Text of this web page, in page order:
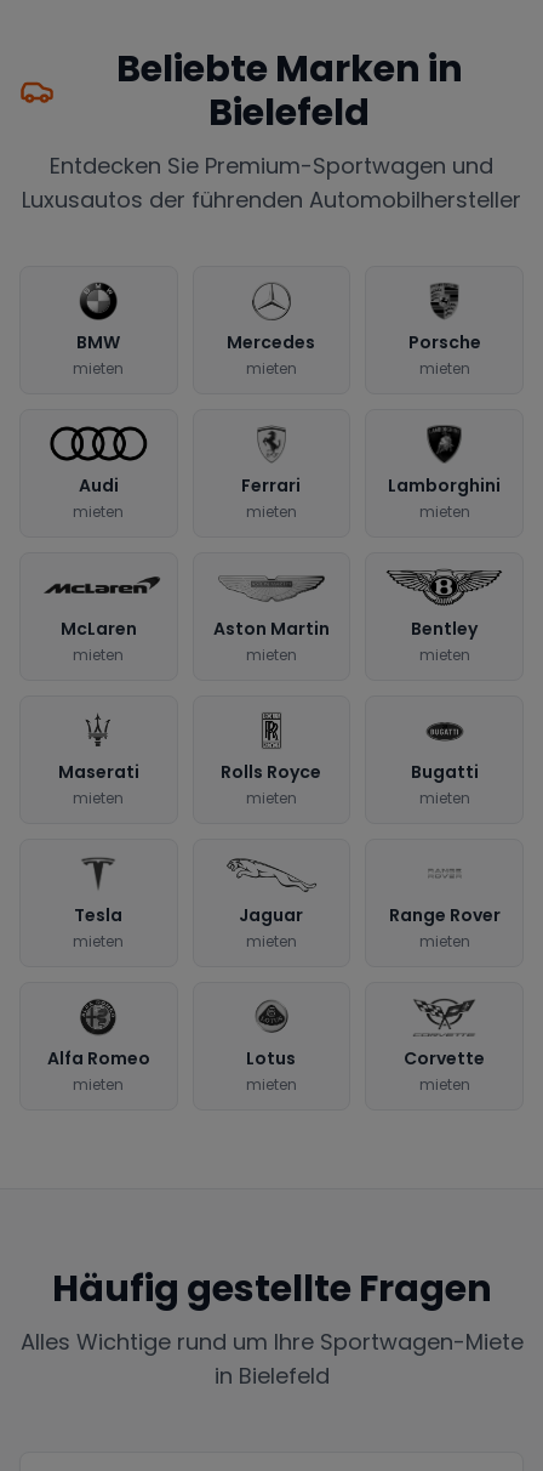
Beliebte Marken in
Bielefeld
Entdecken Sie Premium-Sportwagen und
Luxusautos der führenden Automobilhersteller
BMW
mieten
Mercedes
mieten
Porsche
mieten
Audi
mieten
Ferrari
mieten
Lamborghini
mieten
McLaren
mieten
Aston Martin
mieten
Bentley
mieten
Maserati
mieten
Rolls Royce
mieten
Bugatti
mieten
Tesla
mieten
Jaguar
mieten
Range Rover
mieten
Alfa Romeo
mieten
Lotus
mieten
Corvette
mieten
Häufig gestellte Fragen
Alles Wichtige rund um Ihre Sportwagen-Miete
in Bielefeld